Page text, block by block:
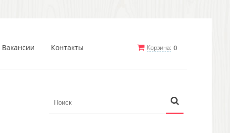
Корзина: 0
Вакансии Контакты